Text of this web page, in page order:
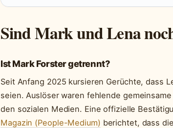
Sind Mark und Lena
Ist Mark Forster getrennt?
Seit Anfang 2025 kursieren Gerüchte, dass
seien. Auslöser waren fehlende
den sozialen Medien. Eine offizielle
Magazin (People-Medium) berichtet, dass